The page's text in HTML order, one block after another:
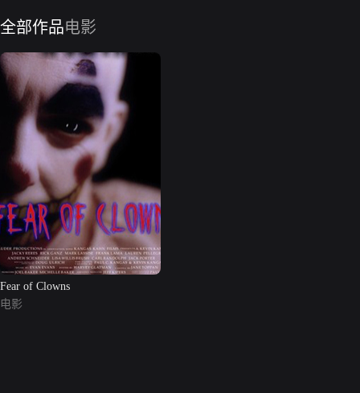
全部作品电影
Fear of Clowns
电影